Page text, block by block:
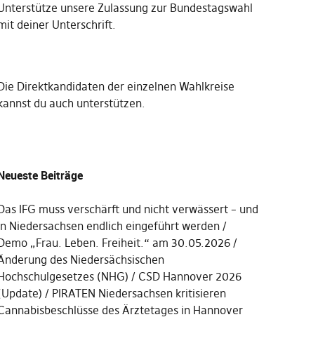
unsere Zulassung zur Bundestagswahl
deiner Unterschrift.
Direktkandidaten der einzelnen Wahlkreise
du auch unterstützen.
Beiträge
IFG muss verschärft und nicht verwässert – und
Niedersachsen endlich eingeführt werden
„Frau. Leben. Freiheit.“ am 30.05.2026
des Niedersächsischen
(NHG)
CSD Hannover 2026
PIRATEN Niedersachsen kritisieren
des Ärztetages in Hannover